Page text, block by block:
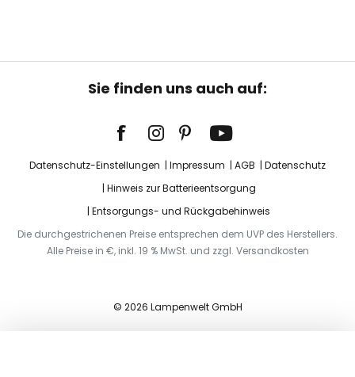
Sie finden uns auch auf:
Datenschutz-Einstellungen Impressum AGB
Datenschutz
Hinweis zur Batterieentsorgung
Entsorgungs- und Rückgabehinweis
Die durchgestrichenen Preise entsprechen dem UVP des Herstellers.
Alle Preise in €, inkl. 19 % MwSt. und zzgl. Versandkosten
© 2026 Lampenwelt GmbH